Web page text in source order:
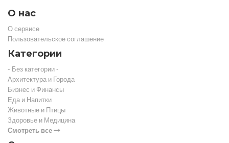
О нас
О сервисе
Пользовательское соглашение
Категории
- Без категории -
Архитектура и Города
Бизнес и Финансы
Еда и Напитки
Животные и Птицы
Здоровье и Медицина
Смотреть все